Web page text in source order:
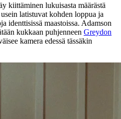
kiittäminen lukuisasta määrästä
latistuvat kohden loppua ja
identtisissä maastoissa. Adamson
kukkaan puhjenneen Greydon
kamera edessä tässäkin